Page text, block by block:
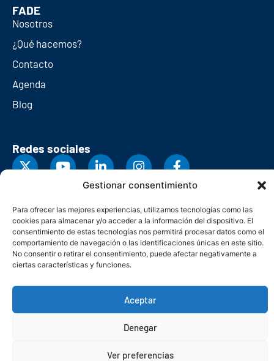
Gestionar consentimiento
Para ofrecer las mejores experiencias, utilizamos tecnologías como las
cookies para almacenar y/o acceder a la información del dispositivo. El
consentimiento de estas tecnologías nos permitirá procesar datos como el
comportamiento de navegación o las identificaciones únicas en este sitio.
No consentir o retirar el consentimiento, puede afectar negativamente a
ciertas características y funciones.
Aceptar
Denegar
Ver preferencias
FADE
Nosotros
¿Qué hacemos?
Contacto
Agenda
Blog
Redes sociales
© Copyright 2026. Federación Asturiana de Empresarios
Política de cookies